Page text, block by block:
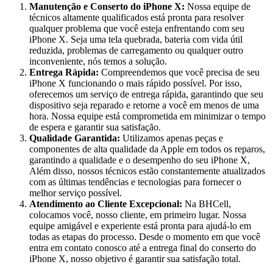
Manutenção e Conserto do iPhone X: Nossa equipe de
técnicos altamente qualificados está pronta para resolver
qualquer problema que você esteja enfrentando com seu
iPhone X. Seja uma tela quebrada, bateria com vida útil
reduzida, problemas de carregamento ou qualquer outro
inconveniente, nós temos a solução.
Entrega Rápida: Compreendemos que você precisa de seu
iPhone X funcionando o mais rápido possível. Por isso,
oferecemos um serviço de entrega rápida, garantindo que seu
dispositivo seja reparado e retorne a você em menos de uma
hora. Nossa equipe está comprometida em minimizar o tempo
de espera e garantir sua satisfação.
Qualidade Garantida: Utilizamos apenas peças e
componentes de alta qualidade da Apple em todos os reparos,
garantindo a qualidade e o desempenho do seu iPhone X,
Além disso, nossos técnicos estão constantemente atualizados
com as últimas tendências e tecnologias para fornecer o
melhor serviço possível.
Atendimento ao Cliente Excepcional: Na BHCell,
colocamos você, nosso cliente, em primeiro lugar. Nossa
equipe amigável e experiente está pronta para ajudá-lo em
todas as etapas do processo. Desde o momento em que você
entra em contato conosco até a entrega final do conserto do
iPhone X, nosso objetivo é garantir sua satisfação total.